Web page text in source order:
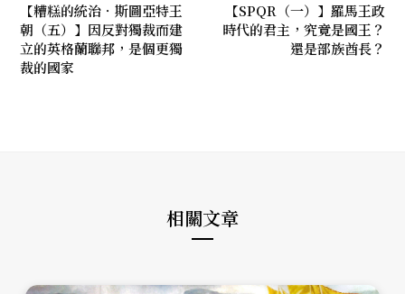
【糟糕的統治．斯圖亞特王
朝（五）】因反對獨裁而建
立的英格蘭聯邦，是個更獨
裁的國家
【SPQR（一）】羅馬王政
時代的君主，究竟是國王？
還是部族酋長？
相關文章